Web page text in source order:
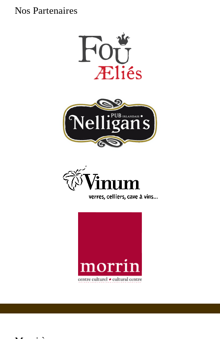
Nos Partenaires